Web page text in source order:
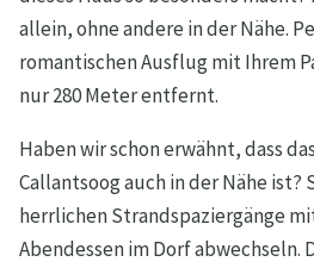
allein, ohne andere in der Nähe.
romantischen Ausflug mit Ihrem
nur 280 Meter entfernt.
Haben wir schon erwähnt, dass
Callantsoog auch in der Nähe ist?
herrlichen Strandspaziergänge
Abendessen im Dorf abwechseln.